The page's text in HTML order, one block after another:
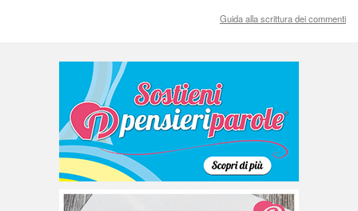
Guida alla scrittura dei commenti